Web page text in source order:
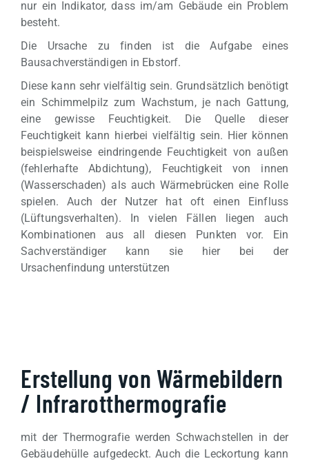
nur ein Indikator, dass im/am Gebäude ein Problem
besteht.
Die Ursache zu finden ist die Aufgabe eines
Bausachverständigen in Ebstorf.
Diese kann sehr vielfältig sein. Grundsätzlich benötigt
ein Schimmelpilz zum Wachstum, je nach Gattung,
eine gewisse Feuchtigkeit. Die Quelle dieser
Feuchtigkeit kann hierbei vielfältig sein. Hier können
beispielsweise eindringende Feuchtigkeit von außen
(fehlerhafte Abdichtung), Feuchtigkeit von innen
(Wasserschaden) als auch Wärmebrücken eine Rolle
spielen. Auch der Nutzer hat oft einen Einfluss
(Lüftungsverhalten). In vielen Fällen liegen auch
Kombinationen aus all diesen Punkten vor. Ein
Sachverständiger kann sie hier bei der
Ursachenfindung unterstützen
Erstellung von Wärmebildern
/ Infrarotthermografie
mit der Thermografie werden Schwachstellen in der
Gebäudehülle aufgedeckt. Auch die Leckortung kann